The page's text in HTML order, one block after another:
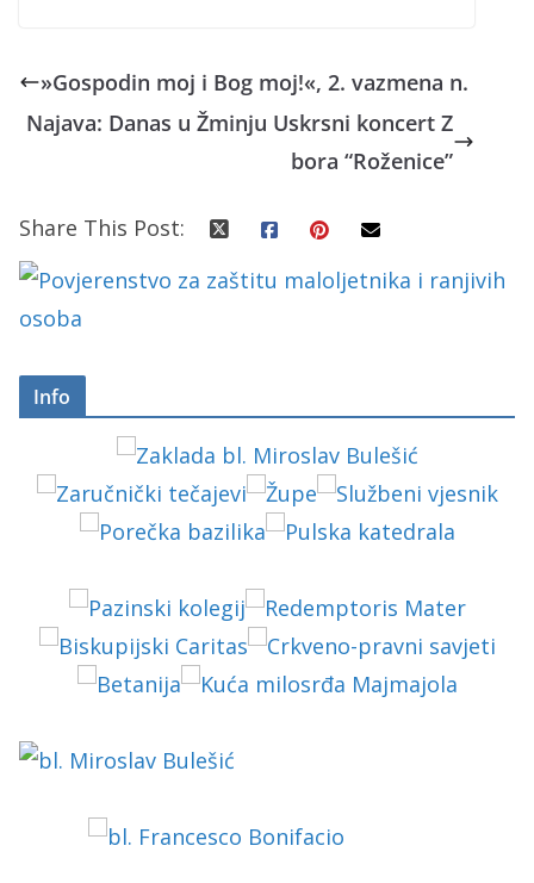
»Gospodin moj i Bog moj!«, 2. vazmena n.
Najava: Danas u Žminju Uskrsni koncert Z
bora “Roženice”
Share This Post:
Info